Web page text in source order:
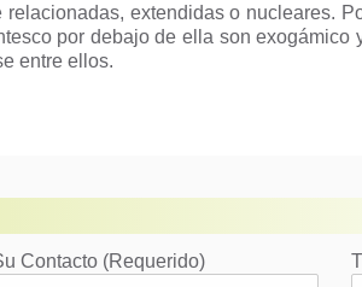
extendidas o nucleares.
por debajo de ella son exogámico
entre ellos.
Contacto (requerido)